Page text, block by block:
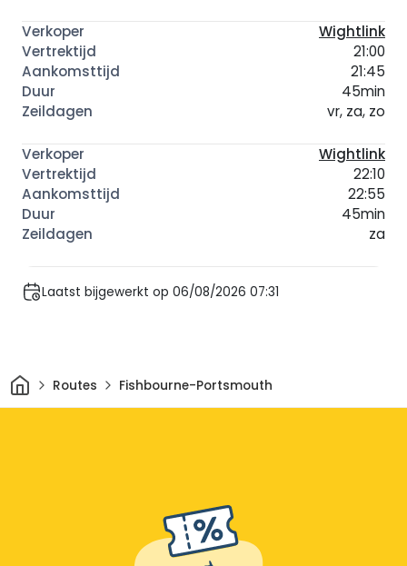
Wightlink
21:00
21:45
45min
vr, za, zo
Wightlink
22:10
22:55
45min
za
Laatst bijgewerkt op 06/08/2026 07:31
ThuisRoutes Fishbourne-Portsmouth